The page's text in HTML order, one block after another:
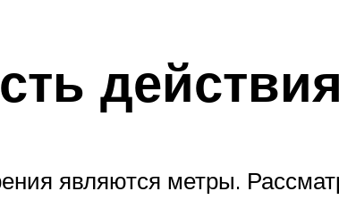
действия
являются метры.